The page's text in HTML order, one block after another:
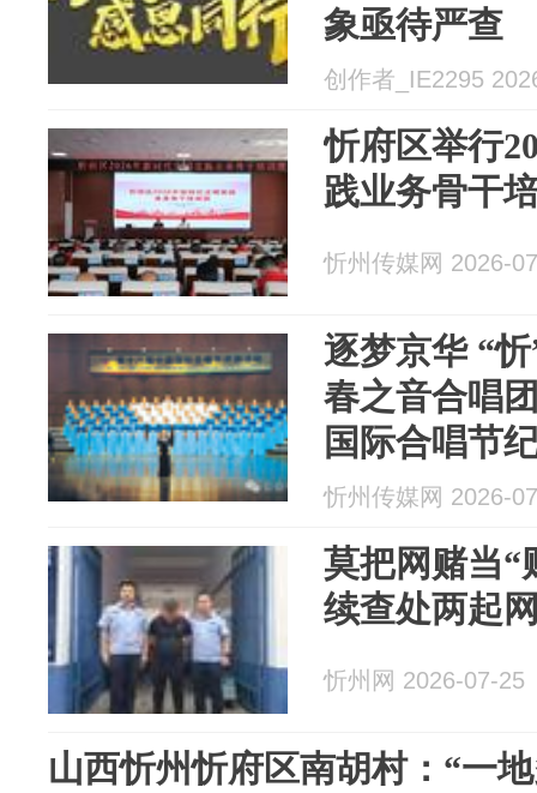
象亟待严查
创作者_IE2295
忻府区举行
践业务骨干
忻州传媒网 2026-
逐梦京华 “
春之音合唱
国际合唱节
忻州传媒网 2026-
莫把网赌当“
续查处两起
忻州网 2026-07-25
山西忻州忻府区南胡村：“一